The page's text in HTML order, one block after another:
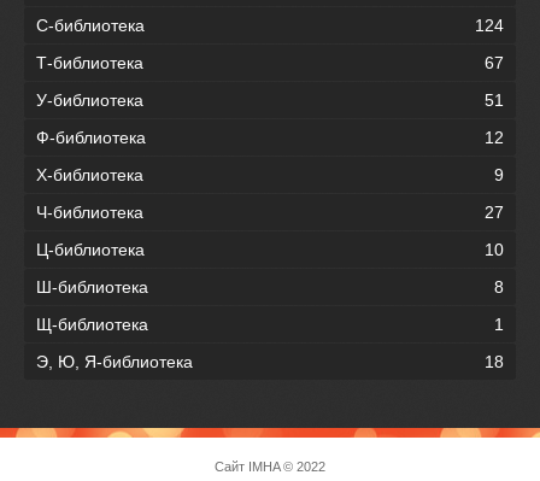
С-библиотека
124
Т-библиотека
67
У-библиотека
51
Ф-библиотека
12
Х-библиотека
9
Ч-библиотека
27
Ц-библиотека
10
Ш-библиотека
8
Щ-библиотека
1
Э, Ю, Я-библиотека
18
Сайт IMHA© 2022